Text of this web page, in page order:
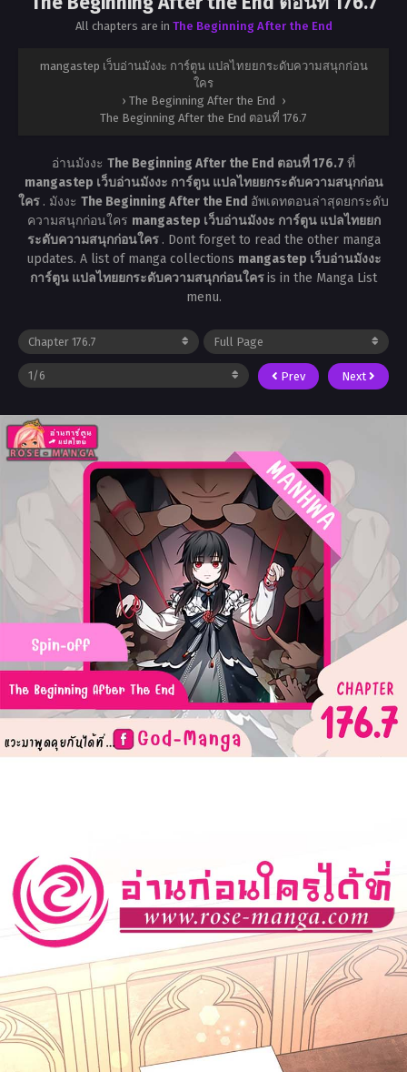
All chapters are in The Beginning After the End
mangastep เว็บอ่านมังงะ การ์ตูน แปลไทยยกระดับความสนุกก่อน
ใคร
› The Beginning After the End ›
The Beginning After the End ตอนที่ 176.7
อ่านมังงะ The Beginning After the End ตอนที่ 176.7 ที่
mangastep เว็บอ่านมังงะ การ์ตูน แปลไทยยกระดับความสนุกก่อน
ใคร . มังงะ The Beginning After the End อัพเดทตอนล่าสุดยกระดับ
ความสนุกก่อนใคร mangastep เว็บอ่านมังงะ การ์ตูน แปลไทยยก
ระดับความสนุกก่อนใคร . Dont forget to read the other manga
updates. A list of manga collections mangastep เว็บอ่านมังงะ
การ์ตูน แปลไทยยกระดับความสนุกก่อนใครis in the Manga List
menu.
Prev Next